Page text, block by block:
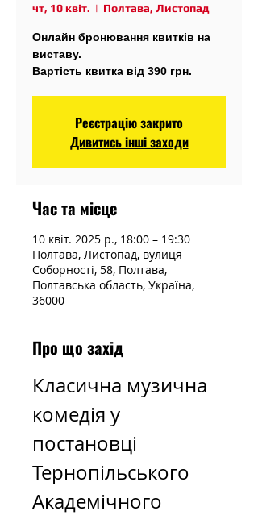
чт, 10 квіт.
  |
Полтава, Листопад
Онлайн бронювання квитків на
виставу.
Вартість квитка від 390 грн.
Реєстрацію закрито
Дивитись інші заходи
Час та місце
10 квіт. 2025 р., 18:00 – 19:30
Полтава, Листопад, вулиця
Соборності, 58, Полтава,
Полтавська область, Україна,
36000
Про що захід
Класична музична
комедія у
постановці
Тернопільського
Академічного